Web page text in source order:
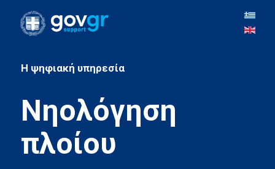
H ψηφιακή υπηρεσία
Νηολόγηση